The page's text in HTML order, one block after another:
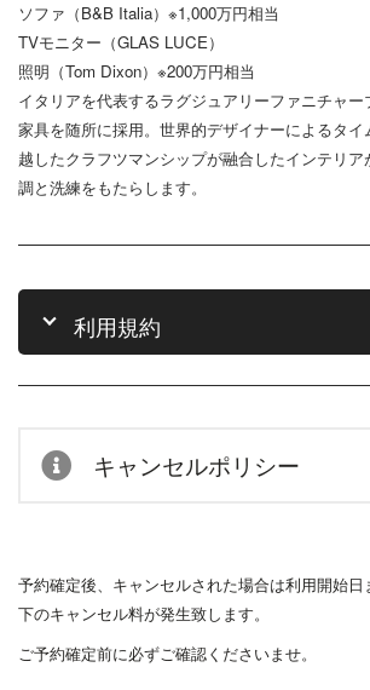
ソファ（B&B Italia）※1,000万円相当
TVモニター（GLAS LUCE）
照明（Tom Dixon）※200万円相当
イタリアを代表するラグジュアリーファニチャ
家具を随所に採用。 世界的デザイナーによるタイ
越したクラフツマンシップが融合したインテリア
調と洗練をもたらします。
利用規約
キャンセルポリシー
予約確定後、キャンセルされた場合は利用開始
下のキャンセル料が発生致します。
ご予約確定前に必ずご確認くださいませ。